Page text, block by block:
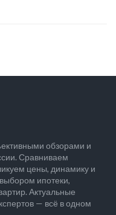
обзорами и
Сравниваем
цены, динамику и
ипотеки,
Актуальные
— всё в одном